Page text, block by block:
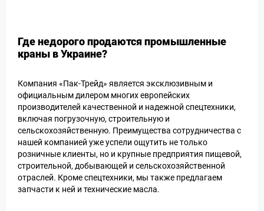
Где недорого продаются промышленные
краны в Украине?
Компания «Пак-Трейд» является эксклюзивным и
официальным дилером многих европейских
производителей качественной и надежной спецтехники,
включая погрузочную, строительную и
сельскохозяйственную. Преимущества сотрудничества с
нашей компанией уже успели ощутить не только
розничные клиенты, но и крупные предприятия пищевой,
строительной, добывающей и сельскохозяйственной
отраслей. Кроме спецтехники, мы также предлагаем
запчасти к ней и технические масла.